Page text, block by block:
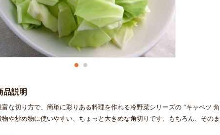
品説明
富な切り方で、簡単に彩りある料理を作れる冷野菜シリーズの “キャベツ 角
物や炒め物に使いやすい、ちょっと大きめな角切りです。もちろん、その